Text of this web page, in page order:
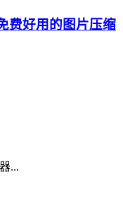
费好用的图片压缩
...